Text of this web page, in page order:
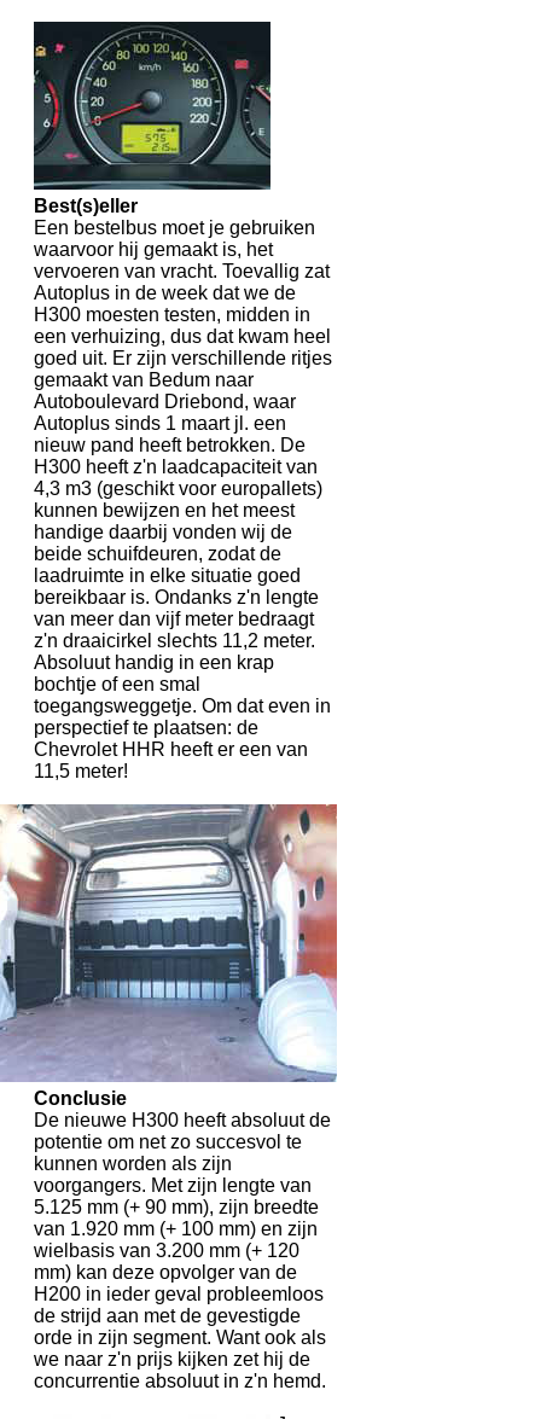
Best(s)eller
Een bestelbus moet je gebruiken
waarvoor hij gemaakt is, het
vervoeren van vracht. Toevallig zat
Autoplus in de week dat we de
H300 moesten testen, midden in
een verhuizing, dus dat kwam heel
goed uit. Er zijn verschillende ritjes
gemaakt van Bedum naar
Autoboulevard Driebond, waar
Autoplus sinds 1 maart jl. een
nieuw pand heeft betrokken. De
H300 heeft z'n laadcapaciteit van
4,3 m3 (geschikt voor europallets)
kunnen bewijzen en het meest
handige daarbij vonden wij de
beide schuifdeuren, zodat de
laadruimte in elke situatie goed
bereikbaar is. Ondanks z'n lengte
van meer dan vijf meter bedraagt
z'n draaicirkel slechts 11,2 meter.
Absoluut handig in een krap
bochtje of een smal
toegangsweggetje. Om dat even in
perspectief te plaatsen: de
Chevrolet HHR heeft er een van
11,5 meter!
Conclusie
De nieuwe H300 heeft absoluut de
potentie om net zo succesvol te
kunnen worden als zijn
voorgangers. Met zijn lengte van
5.125 mm (+ 90 mm), zijn breedte
van 1.920 mm (+ 100 mm) en zijn
wielbasis van 3.200 mm (+ 120
mm) kan deze opvolger van de
H200 in ieder geval probleemloos
de strijd aan met de gevestigde
orde in zijn segment. Want ook als
we naar z'n prijs kijken zet hij de
concurrentie absoluut in z'n hemd.